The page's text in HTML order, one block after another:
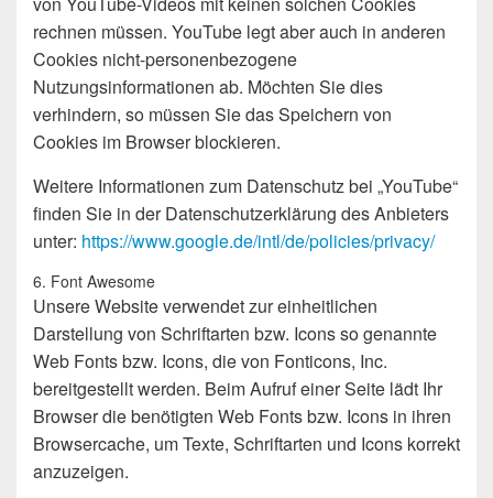
rechnen müssen. YouTube legt aber auch in anderen
Cookies nicht-personenbezogene
Nutzungsinformationen ab. Möchten Sie dies
verhindern, so müssen Sie das Speichern von
Cookies im Browser blockieren.
Weitere Informationen zum Datenschutz bei „YouTube“
finden Sie in der Datenschutzerklärung des Anbieters
unter: https://www.google.de/intl/de/policies/privacy/
6. Font Awesome
Unsere Website verwendet zur einheitlichen
Darstellung von Schriftarten bzw. Icons so genannte
Web Fonts bzw. Icons, die von Fonticons, Inc.
bereitgestellt werden. Beim Aufruf einer Seite lädt Ihr
Browser die benötigten Web Fonts bzw. Icons in ihren
Browsercache, um Texte, Schriftarten und Icons korrekt
anzuzeigen.